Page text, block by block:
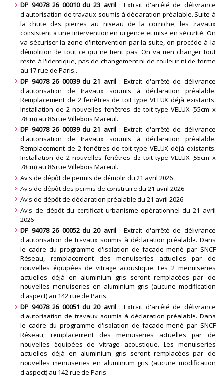
DP 94078 26 00010 du 23 avril : Extrait d'arrêté de délivrance
d'autorisation de travaux soumis à déclaration préalable. Suite à
la chute des pierres au niveau de la corniche, les travaux
consistent à une intervention en urgence et mise en sécurité. On
va sécuriser la zone d'intervention par la suite, on procède à la
démolition de tout ce qui ne tient pas. On va rien changer tout
reste à l'identique, pas de changement ni de couleur ni de forme
au 17 rue de Paris..
DP 94078 26 00039 du 21 avril : Extrait d'arrêté de délivrance
d'autorisation de travaux soumis à déclaration préalable.
Remplacement de 2 fenêtres de toit type VELUX déjà existants.
Installation de 2 nouvelles fenêtres de toit type VELUX (55cm x
78cm) au 86 rue Villebois Mareuil.
DP 94078 26 00039 du 21 avril : Extrait d'arrêté de délivrance
d'autorisation de travaux soumis à déclaration préalable.
Remplacement de 2 fenêtres de toit type VELUX déjà existants.
Installation de 2 nouvelles fenêtres de toit type VELUX (55cm x
78cm) au 86 rue Villebois Mareuil.
Avis de dépôt de permis de démolir du 21 avril 2026
Avis de dépôt des permis de construire du 21 avril 2026
Avis de dépôt de déclaration préalable du 21 avril 2026
Avis de dépôt du certificat urbanisme opérationnel du 21 avril
2026
DP 94078 26 00052 du 20 avril : Extrait d'arrêté de délivrance
d'autorisation de travaux soumis à déclaration préalable. Dans
le cadre du programme d'isolation de façade mené par SNCF
Réseau, remplacement des menuiseries actuelles par de
nouvelles équipées de vitrage acoustique. Les 2 menuiseries
actuelles déjà en aluminium gris seront remplacées par de
nouvelles menuiseries en aluminium gris (aucune modification
d'aspect) au 142 rue de Paris.
DP 94078 26 00051 du 20 avril : Extrait d'arrêté de délivrance
d'autorisation de travaux soumis à déclaration préalable. Dans
le cadre du programme d'isolation de façade mené par SNCF
Réseau, remplacement des menuiseries actuelles par de
nouvelles équipées de vitrage acoustique. Les menuiseries
actuelles déjà en aluminium gris seront remplacées par de
nouvelles menuiseries en aluminium gris (aucune modification
d'aspect) au 142 rue de Paris.